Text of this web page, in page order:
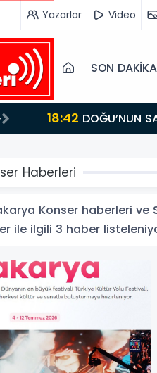
Yazarlar Video
SON DAKİKA
18:42
KÜLTÜRÜNÜN
Haberleri
Konser haberleri
ile ilgili 3 haber